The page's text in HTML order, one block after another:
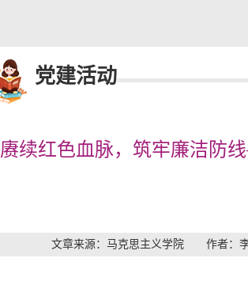
党建活动
赓续红色血脉，筑牢廉洁防
文章来源：马克思主义学院 作者：